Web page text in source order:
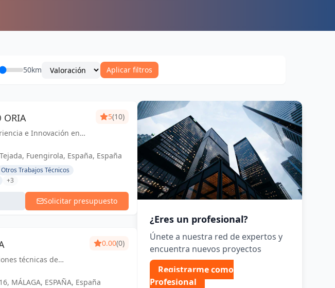
50km Aplicar filtros
ORIA
e Innovación en
Rapidez y Economía
soluciones...
5(10)
Fuengirola, España, España
Otros Trabajos Técnicos
+3
Solicitar presupuesto
técnicas de
0.00(0)
MÁLAGA, ESPAÑA, España
¿Eres un profesional?
Únete a nuestra red de expertos y
encuentra nuevos proyectos
Registrarme como
Profesional